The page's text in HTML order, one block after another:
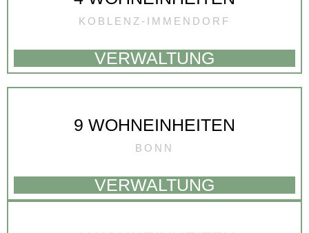
KOBLENZ-IMMENDORF
VERWALTUNG
9 WOHNEINHEITEN
BONN
VERWALTUNG